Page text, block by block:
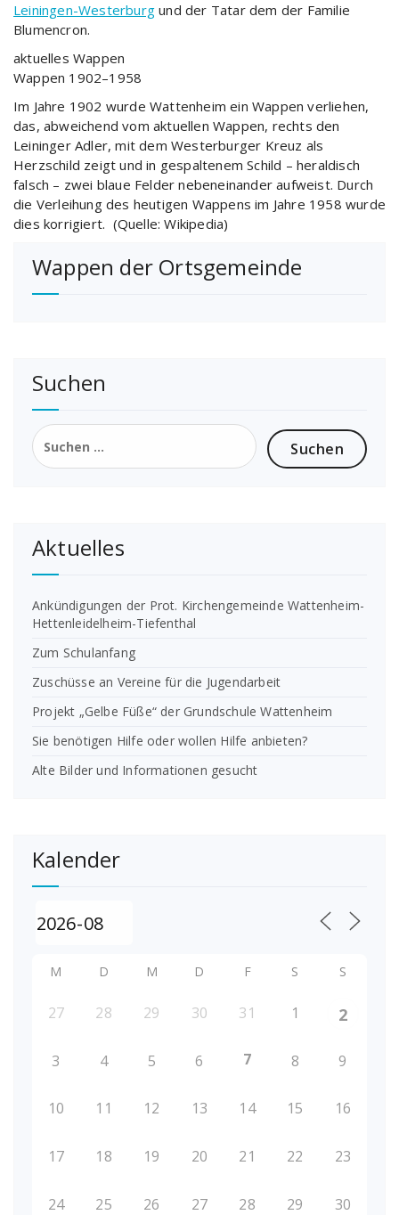
Leiningen-Westerburg und der Tatar dem der Familie
Blumencron.
aktuelles Wappen
Wappen 1902–1958
Im Jahre 1902 wurde Wattenheim ein Wappen verliehen,
das, abweichend vom aktuellen Wappen, rechts den
Leininger Adler, mit dem Westerburger Kreuz als
Herzschild zeigt und in gespaltenem Schild – heraldisch
falsch – zwei blaue Felder nebeneinander aufweist. Durch
die Verleihung des heutigen Wappens im Jahre 1958 wurde
dies korrigiert. (Quelle: Wikipedia)
Wappen der Ortsgemeinde
Suchen
Suchen
nach:
Aktuelles
Ankündigungen der Prot. Kirchengemeinde Wattenheim-
Hettenleidelheim-Tiefenthal
Zum Schulanfang
Zuschüsse an Vereine für die Jugendarbeit
Projekt „Gelbe Füße“ der Grundschule Wattenheim
Sie benötigen Hilfe oder wollen Hilfe anbieten?
Alte Bilder und Informationen gesucht
Kalender
M D M D F S S
27 28 29 30 31 1 2
3 4 5 6 7 8 9
10 11 12 13 14 15 16
17 18 19 20 21 22 23
24 25 26 27 28 29 30